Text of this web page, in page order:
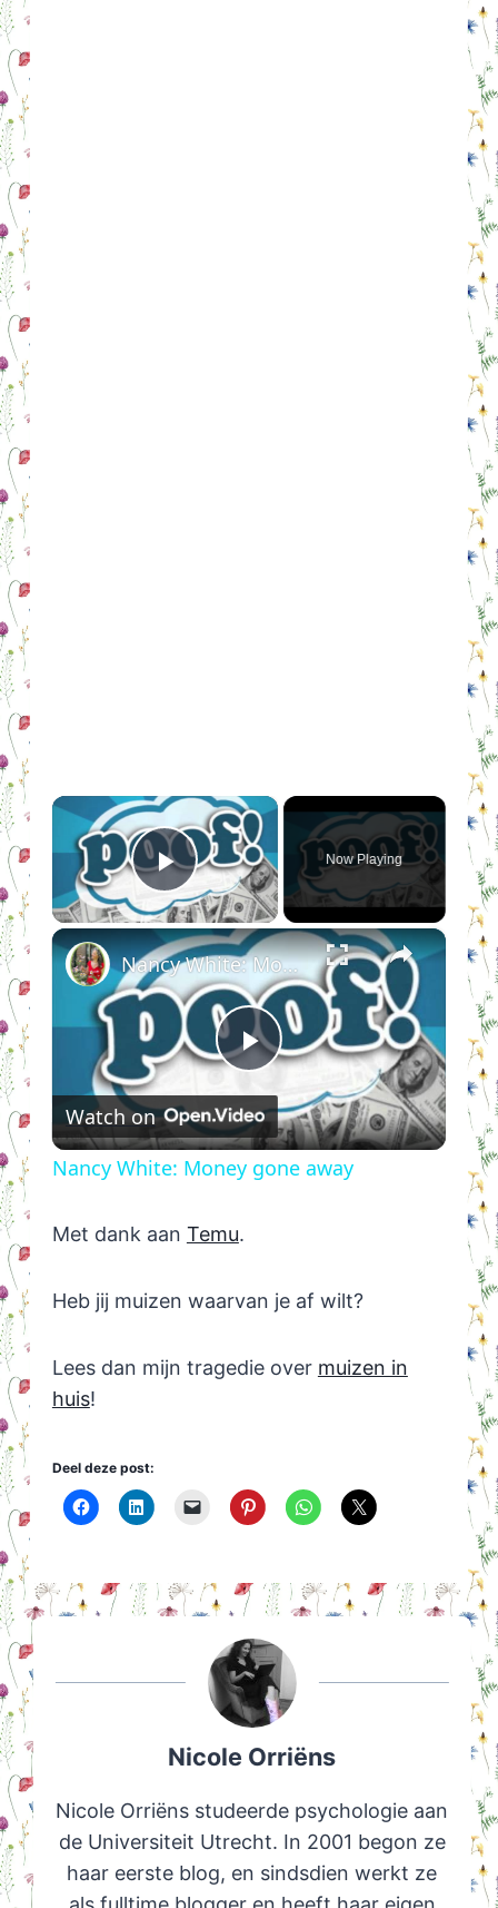
×
Play Video
Now Playing
×
Play
Video
Nancy White: Money gone away
Watch on
Nancy White: Money gone away
Met dank aan Temu.
Heb jij muizen waarvan je af wilt?
Lees dan mijn tragedie over muizen in
huis!
Deel deze post:
Nicole Orriëns
Nicole Orriëns studeerde psychologie aan
de Universiteit Utrecht. In 2001 begon ze
haar eerste blog, en sindsdien werkt ze